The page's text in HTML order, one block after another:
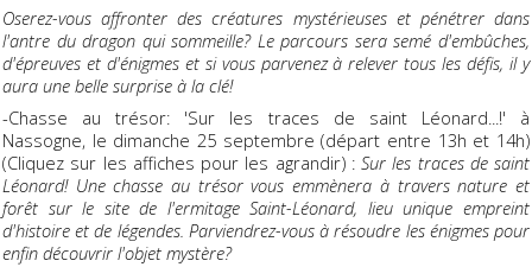
Oserez-vous affronter des créatures mystérieuses et pénétrer dans
l'antre du dragon qui sommeille? Le parcours sera semé d'embûches,
d'épreuves et d'énigmes et si vous parvenez à relever tous les défis, il y
aura une belle surprise à la clé!
-Chasse au trésor: 'Sur les traces de saint Léonard...!' à
Nassogne, le dimanche 25 septembre (départ entre 13h et 14h)
(Cliquez sur les affiches pour les agrandir) : Sur les traces de saint
Léonard! Une chasse au trésor vous emmènera à travers nature et
forêt sur le site de l'ermitage Saint-Léonard, lieu unique empreint
d'histoire et de légendes. Parviendrez-vous à résoudre les énigmes pour
enfin découvrir l'objet mystère?